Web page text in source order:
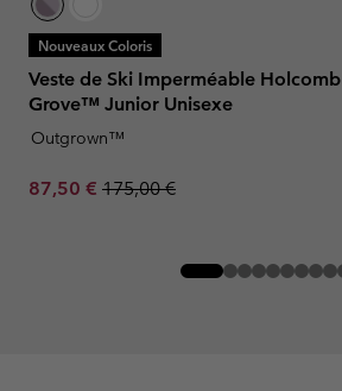
Nouveaux Coloris
Veste de Ski Imperméable Holcomb
Grove™ Junior Unisexe
Outgrown™
Sale price:
87,50 € Regular price:
175,00 €